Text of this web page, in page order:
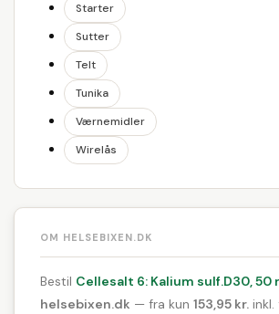
Starter
Sutter
Telt
Tunika
Værnemidler
Wirelås
OM HELSEBIXEN.DK
Bestil Cellesalt 6: Kalium sulf.D30, 50
helsebixen.dk — fra kun 153,95 kr. inkl.